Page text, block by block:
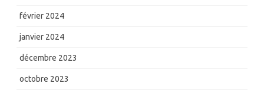
février 2024
janvier 2024
décembre 2023
octobre 2023